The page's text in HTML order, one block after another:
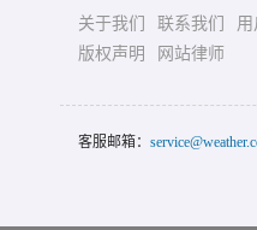
关于我们 联系我们
版权声明
网站律师
客服邮箱：